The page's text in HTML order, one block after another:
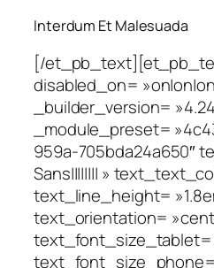
Interdum Et Malesuada
[/
disabled_on=
_builder_version=
_module_preset=
959a-705bda24a650″
Sans|||||||| »
text_line_height=
text_orientation=
text_font_size_tablet=
text_font_size_phone=